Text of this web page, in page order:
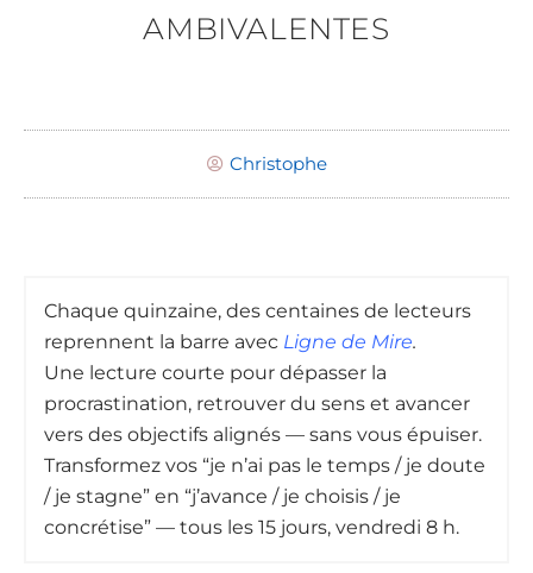
AMBIVALENTES
Christophe
Chaque quinzaine, des centaines de lecteurs
reprennent la barre avec Ligne de Mire.
Une lecture courte pour dépasser la
procrastination, retrouver du sens et avancer
vers des objectifs alignés — sans vous épuiser.
Transformez vos “je n’ai pas le temps / je doute
/ je stagne” en “j’avance / je choisis / je
concrétise” — tous les 15 jours, vendredi 8 h.